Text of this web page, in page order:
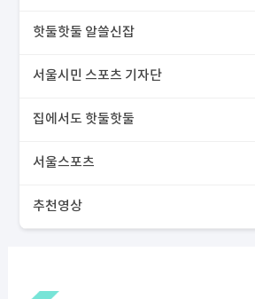
핫둘핫둘 알쓸신잡
서울시민 스포츠 기자단
집에서도 핫둘핫둘
서울스포츠
추천영상